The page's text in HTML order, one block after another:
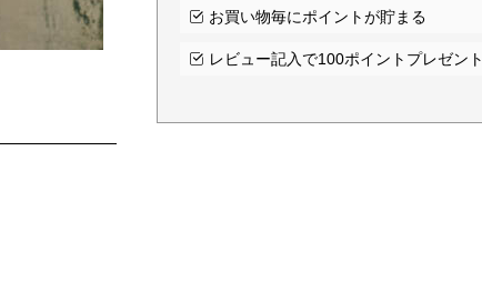
お買い物毎にポイントが貯まる
レビュー記入で100ポイントプレゼント